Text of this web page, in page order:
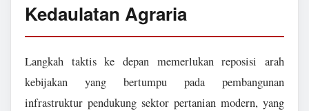
Kedaulatan Agraria
Langkah taktis ke depan memerlukan reposisi arah
kebijakan yang bertumpu pada pembangunan
infrastruktur pendukung sektor pertanian modern, yang